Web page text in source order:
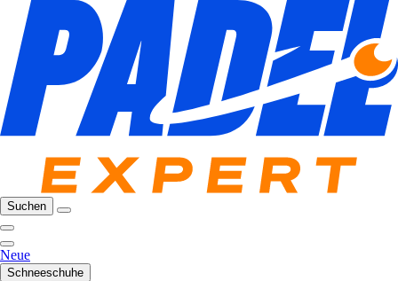
Suchen
Neue
Schneeschuhe